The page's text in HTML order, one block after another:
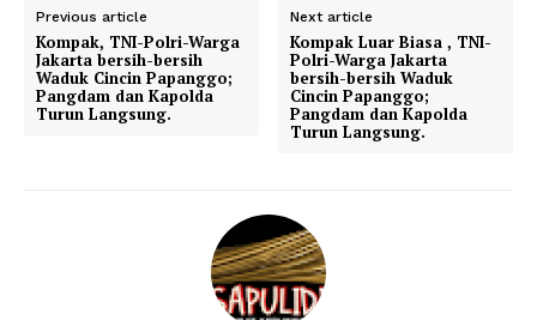
Previous article
Kompak, TNI-Polri-Warga
Jakarta bersih-bersih
Waduk Cincin Papanggo;
Pangdam dan Kapolda
Turun Langsung.
Next article
Kompak Luar Biasa , TNI-
Polri-Warga Jakarta
bersih-bersih Waduk
Cincin Papanggo;
Pangdam dan Kapolda
Turun Langsung.